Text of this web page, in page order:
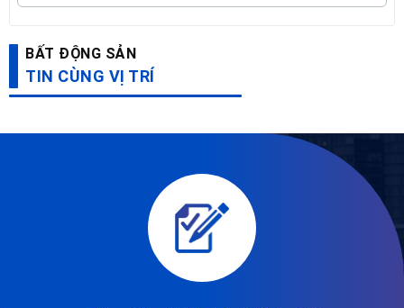
BẤT ĐỘNG SẢN
TIN CÙNG VỊ TRÍ